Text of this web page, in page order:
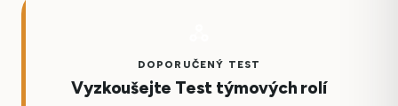
DOPORUČENÝ TEST
Vyzkoušejte Test týmových rolí